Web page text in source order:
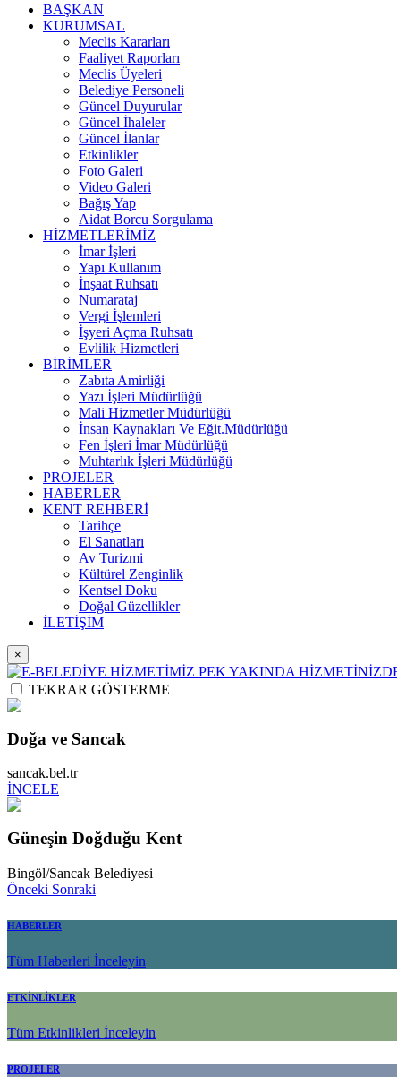
BAŞKAN
KURUMSAL
Meclis Kararları
Faaliyet Raporları
Meclis Üyeleri
Belediye Personeli
Güncel Duyurular
Güncel İhaleler
Güncel İlanlar
Etkinlikler
Foto Galeri
Video Galeri
Bağış Yap
Aidat Borcu Sorgulama
HİZMETLERİMİZ
İmar İşleri
Yapı Kullanım
İnşaat Ruhsatı
Numarataj
Vergi İşlemleri
İşyeri Açma Ruhsatı
Evlilik Hizmetleri
BİRİMLER
Zabıta Amirliği
Yazı İşleri Müdürlüğü
Mali Hizmetler Müdürlüğü
İnsan Kaynakları Ve Eğit.Müdürlüğü
Fen İşleri İmar Müdürlüğü
Muhtarlık İşleri Müdürlüğü
PROJELER
HABERLER
KENT REHBERİ
Tarihçe
El Sanatları
Av Turizmi
Kültürel Zenginlik
Kentsel Doku
Doğal Güzellikler
İLETİŞİM
×
TEKRAR GÖSTERME
Doğa ve Sancak
sancak.bel.tr
İNCELE
Güneşin Doğduğu Kent
Bingöl/Sancak Belediyesi
Önceki Sonraki
HABERLER
Tüm Haberleri İnceleyin
ETKİNLİKLER
Tüm Etkinlikleri İnceleyin
PROJELER